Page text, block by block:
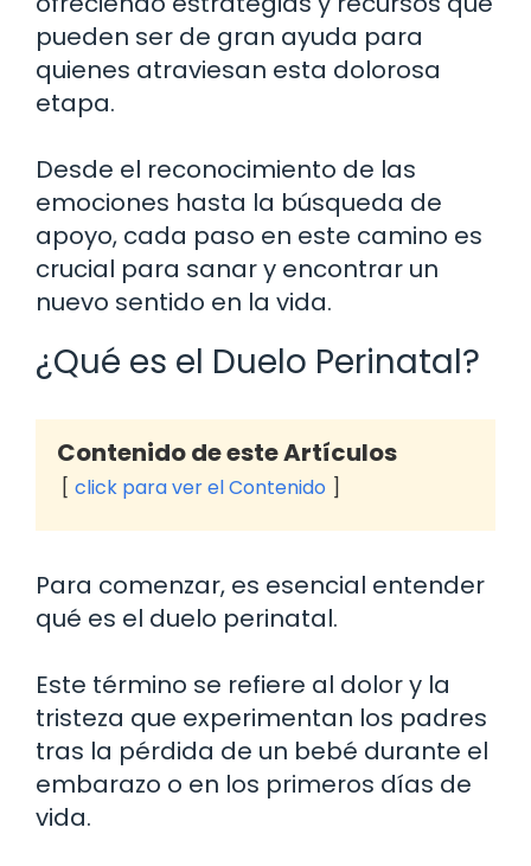
pueden ser de gran ayuda para
quienes atraviesan esta dolorosa
etapa.
Desde el reconocimiento de las
emociones hasta la búsqueda de
apoyo, cada paso en este camino es
crucial para sanar y encontrar un
nuevo sentido en la vida.
¿Qué es el Duelo Perinatal?
Contenido de este Artículos
click para ver el Contenido
Para comenzar, es esencial entender
qué es el duelo perinatal.
Este término se refiere al dolor y la
tristeza que experimentan los padres
tras la pérdida de un bebé durante el
embarazo o en los primeros días de
vida.